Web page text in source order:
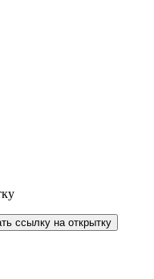
ссылку на открытку